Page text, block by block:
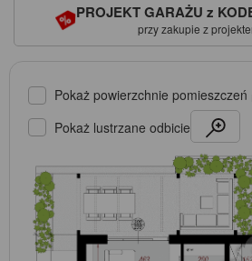
PROJEKT GARAŻU z
przy zakupie z
Pokaż powierzchnie pomieszczeń
Pokaż lustrzane odbicie